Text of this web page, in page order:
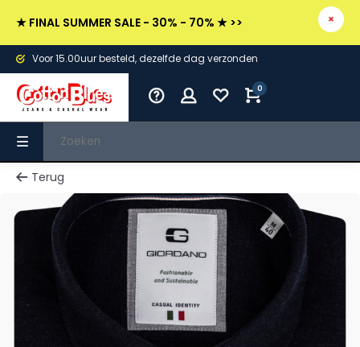
★ FINAL SUMMER SALE - 30% - 70% ★ >>
Voor 15.00uur besteld, dezelfde dag verzonden
0
Terug